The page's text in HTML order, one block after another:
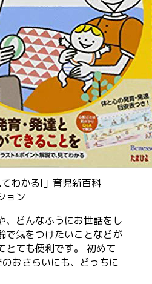
わかる!」育児新百科
ョン
、どんなふうにお世話をし
で気をつけたいことなどが
とても便利です。 初めて
おさらいにも、どっちに